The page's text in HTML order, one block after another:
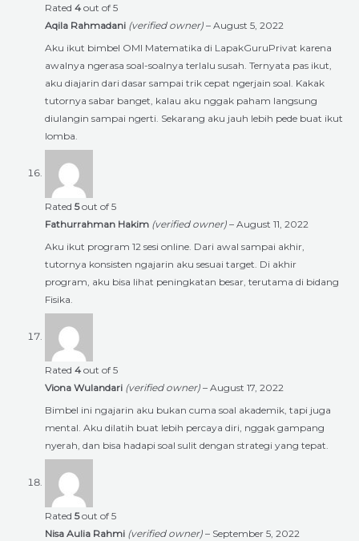
Rated 4 out of 5
Aqila Rahmadani (verified owner) – August 5, 2022
Aku ikut bimbel OMI Matematika di LapakGuruPrivat karena
awalnya ngerasa soal-soalnya terlalu susah. Ternyata pas ikut,
aku diajarin dari dasar sampai trik cepat ngerjain soal. Kakak
tutornya sabar banget, kalau aku nggak paham langsung
diulangin sampai ngerti. Sekarang aku jauh lebih pede buat ikut
lomba.
Rated 5out of 5
Fathurrahman Hakim (verified owner) – August 11, 2022
Aku ikut program 12 sesi online. Dari awal sampai akhir,
tutornya konsisten ngajarin aku sesuai target. Di akhir
program, aku bisa lihat peningkatan besar, terutama di bidang
Fisika.
Rated 4 out of 5
Viona Wulandari (verified owner) – August 17, 2022
Bimbel ini ngajarin aku bukan cuma soal akademik, tapi juga
mental. Aku dilatih buat lebih percaya diri, nggak gampang
nyerah, dan bisa hadapi soal sulit dengan strategi yang tepat.
Rated 5out of 5
Nisa Aulia Rahmi (verified owner) – September 5, 2022